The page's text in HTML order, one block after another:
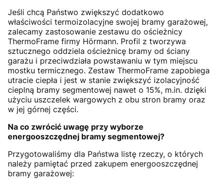
Jeśli chcą Państwo zwiększyć dodatkowo
właściwości termoizolacyjne swojej bramy garażowej,
zalecamy zastosowanie zestawu do ościeżnicy
ThermoFrame firmy Hörmann. Profil z tworzywa
sztucznego oddziela ościeżnicę bramy od ściany
garażu i przeciwdziała powstawaniu w tym miejscu
mostku termicznego. Zestaw ThermoFrame zapobiega
utracie ciepła i jest w stanie zwiększyć izolacyjność
cieplną bramy segmentowej nawet o 15%, m.in. dzięki
użyciu uszczelek wargowych z obu stron bramy oraz
w jej górnej części.
Na co zwrócić uwagę przy wyborze
energooszczędnej bramy segmentowej?
Przygotowaliśmy dla Państwa listę rzeczy, o których
należy pamiętać przed zakupem energooszczędnej
bramy garażowej: